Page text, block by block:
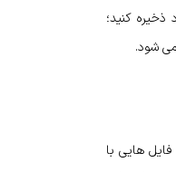
کنید؛
شود.
هایی با